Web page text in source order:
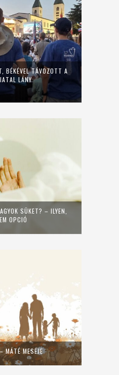
BÉKÉVEL TÁVOZOTT A
LÁNY
SÜKET? – ILYEN,
OPCIÓ
MÁTÉ MESÉJE